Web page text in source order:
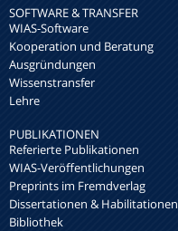
SOFTWARE & TRANSFER
WIAS-Software
Kooperation und Beratung
Ausgründungen
Wissenstransfer
Lehre
PUBLIKATIONEN
Referierte Publikationen
WIAS-Veröffentlichungen
Preprints im Fremdverlag
Dissertationen & Habilitationen
Bibliothek